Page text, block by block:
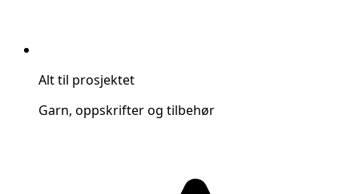
Alt til prosjektet
Garn, oppskrifter og tilbehør